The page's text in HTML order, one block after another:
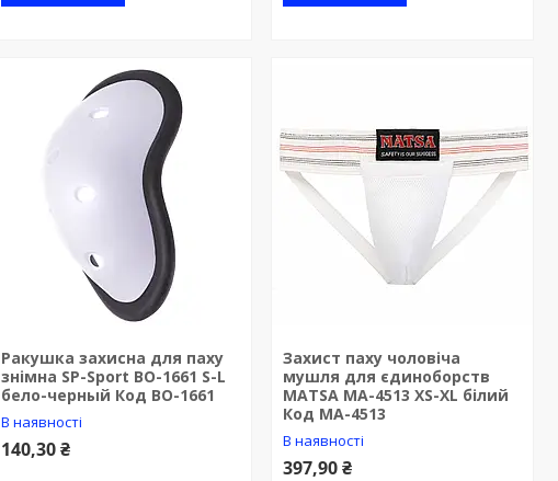
Ракушка захисна для паху
знімна SP-Sport BO-1661 S-L
бело-черный Код BO-1661
В наявності
140,30 ₴
Захист паху чоловіча
мушля для єдиноборств
MATSA MA-4513 XS-XL білий
Код MA-4513
В наявності
397,90 ₴